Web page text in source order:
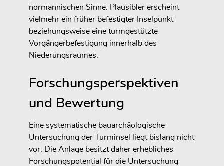
normannischen Sinne. Plausibler erscheint
vielmehr ein früher befestigter Inselpunkt
beziehungsweise eine turmgestützte
Vorgängerbefestigung innerhalb des
Niederungsraumes.
Forschungsperspektiven
und Bewertung
Eine systematische bauarchäologische
Untersuchung der Turminsel liegt bislang nicht
vor. Die Anlage besitzt daher erhebliches
Forschungspotential für die Untersuchung